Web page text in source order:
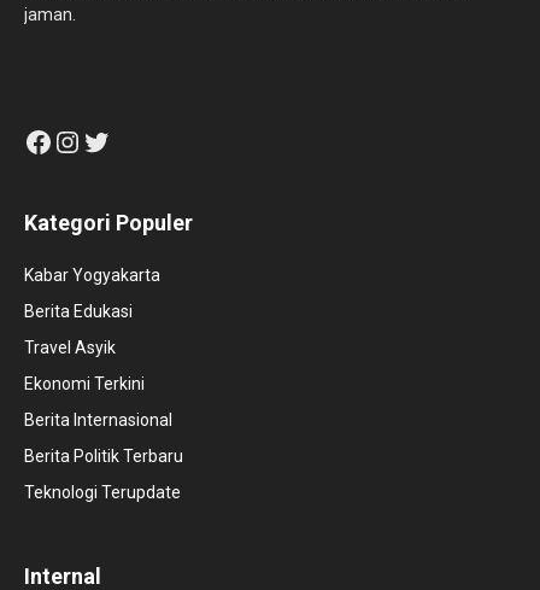
jaman.
Facebook
Instagram
Twitter
Kategori Populer
Kabar Yogyakarta
Berita Edukasi
Travel Asyik
Ekonomi Terkini
Berita Internasional
Berita Politik Terbaru
Teknologi Terupdate
Internal